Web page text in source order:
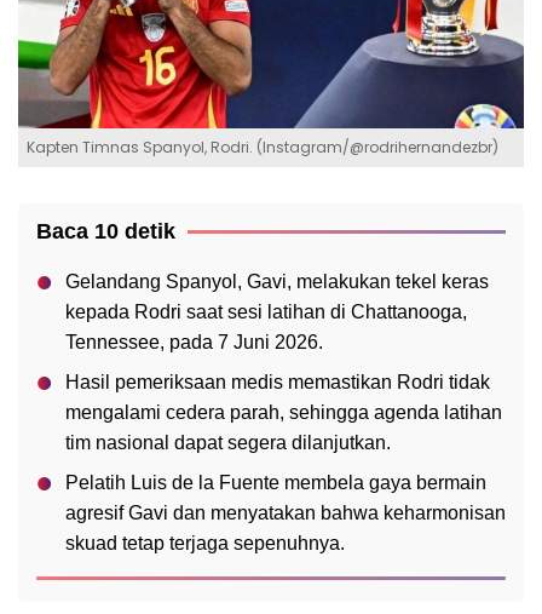
Kapten Timnas Spanyol, Rodri. (Instagram/@rodrihernandezbr)
Baca 10 detik
Gelandang Spanyol, Gavi, melakukan tekel keras
kepada Rodri saat sesi latihan di Chattanooga,
Tennessee, pada 7 Juni 2026.
Hasil pemeriksaan medis memastikan Rodri tidak
mengalami cedera parah, sehingga agenda latihan
tim nasional dapat segera dilanjutkan.
Pelatih Luis de la Fuente membela gaya bermain
agresif Gavi dan menyatakan bahwa keharmonisan
skuad tetap terjaga sepenuhnya.